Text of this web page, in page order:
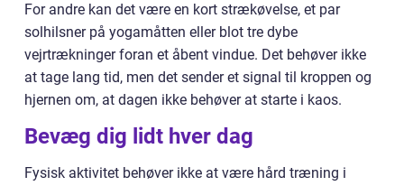
For andre kan det være en kort strækøvelse, et par
solhilsner på yogamåtten eller blot tre dybe
vejrtrækninger foran et åbent vindue. Det behøver ikke
at tage lang tid, men det sender et signal til kroppen og
hjernen om, at dagen ikke behøver at starte i kaos.
Bevæg dig lidt hver dag
Fysisk aktivitet behøver ikke at være hård træning i